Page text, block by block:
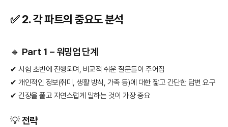
✅ 2.각 파트의 중요도 분석
🔹 Part 1 – 워밍업 단계
✔ 시험 초반에 진행되며, 비교적 쉬운 질문들이 주어짐
✔ 개인적인 정보(취미, 생활 방식, 가족 등)에 대한 짧고 간단한 답변 요구
✔ 긴장을 풀고 자연스럽게 말하는 것이 가장 중요
💡 전략